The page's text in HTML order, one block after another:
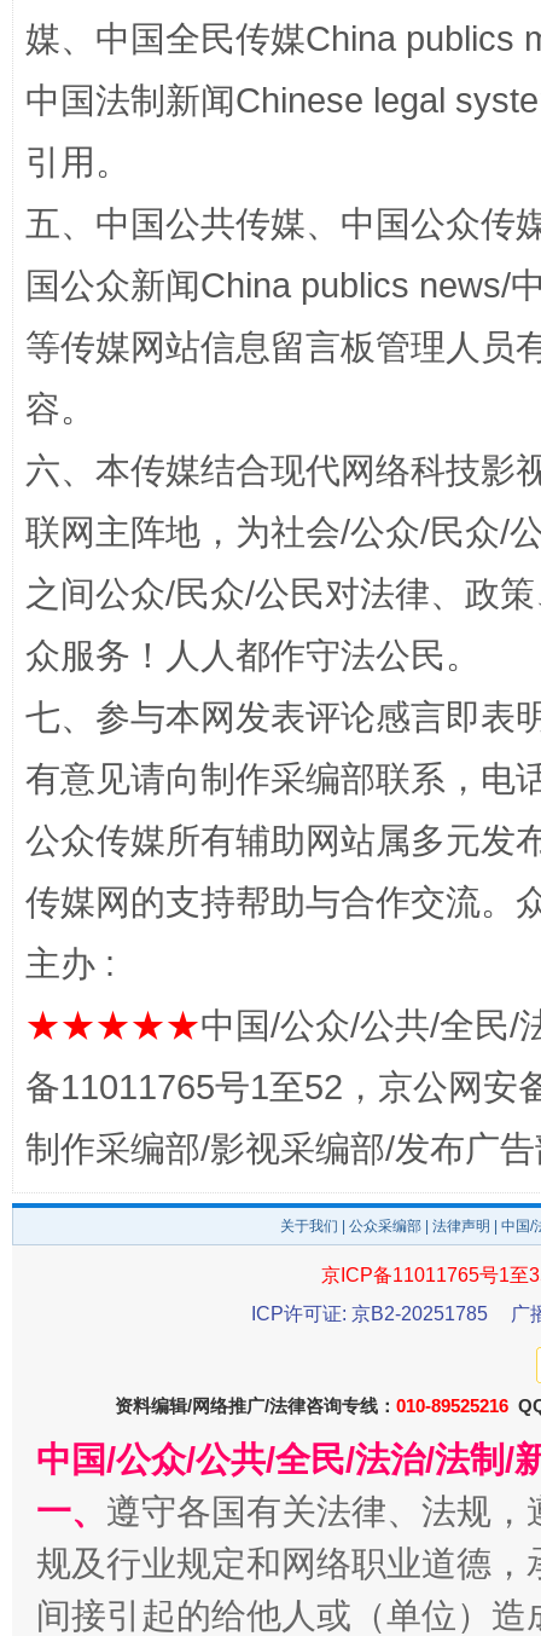
扯下公款旅游的“隐身衣” 如何以
“蜀中异人”王建安的艺术幻境
完善运行机制助力责任有效落实
东山县通报“牛蛙产品抗生素超标问题”
千年窑火 生生不息 一
媒、中国全民传媒China publics
中国法制新闻Chinese legal
引用。
五、中国公共传媒、中国公众传
国公众新闻China publics news/
等传媒网站信息留言板管理人员
容。
六、本传媒结合现代网络科技影
联网主阵地，为社会/公众/民众/
之间公众/民众/公民对法律、政
众服务！人人都作守法公民。
七、参与本网发表评论感言即表
有意见请向制作采编部联系，电
公众传媒所有辅助网站属多元发
传媒网的支持帮助与合作交流。
主办 :
★★★★★中国/公众/公共/全民/
备11011765号1至52，京公网安
制作采编部/影视采编部/发布广
关于我们 公众采编部 法律声明 | 中国
京ICP备11011765号1至
ICP许可证: 京B2-20251785
广
资料编辑/网络推广/法律咨询专线： 010-89525216
中国/公众/公共/全民/法治/法制/
一、 遵守各国有关法律、法规
规及行业规定和网络职业道德
间接引起的给他人或（单位）